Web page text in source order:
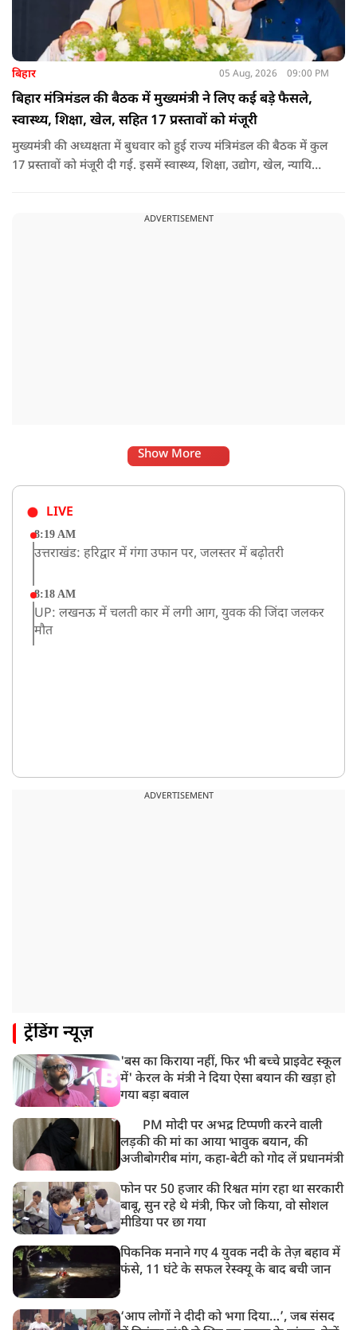
बिहार 05 Aug, 2026 09:00 PM
बिहार मंत्रिमंडल की बैठक में मुख्यमंत्री ने लिए कई बड़े फैसले,
स्वास्थ्य, शिक्षा, खेल, सहित 17 प्रस्तावों को मंजूरी
मुख्यमंत्री की अध्यक्षता में बुधवार को हुई राज्य मंत्रिमंडल की बैठक में कुल
17 प्रस्तावों को मंजूरी दी गई. इसमें स्वास्थ्य, शिक्षा, उद्योग, खेल, न्यायिक
ADVERTISEMENT
Show More
LIVE
8:19 AM
उत्तराखंड: हरिद्वार में गंगा उफान पर, जलस्तर में बढ़ोतरी
8:18 AM
UP: लखनऊ में चलती कार में लगी आग, युवक की जिंदा जलकर
मौत
ADVERTISEMENT
ट्रेंडिंग न्यूज़
'बस का किराया नहीं, फिर भी बच्चे प्राइवेट स्कूल
में' केरल के मंत्री ने दिया ऐसा बयान की खड़ा हो
गया बड़ा बवाल
PM मोदी पर अभद्र टिप्पणी करने वाली
लड़की की मां का आया भावुक बयान, की
अजीबोगरीब मांग, कहा-बेटी को गोद लें प्रधानमंत्री
फोन पर 50 हजार की रिश्वत मांग रहा था सरकारी
बाबू, सुन रहे थे मंत्री, फिर जो किया, वो सोशल
मीडिया पर छा गया
पिकनिक मनाने गए 4 युवक नदी के तेज़ बहाव में
फंसे, 11 घंटे के सफल रेस्क्यू के बाद बची जान
‘आप लोगों ने दीदी को भगा दिया…’, जब संसद